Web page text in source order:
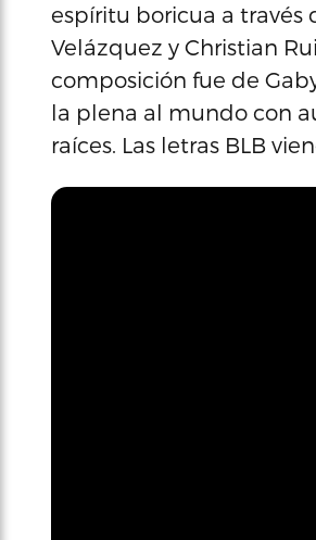
espíritu boricua a
Velázquez y Christian
composición fue de
la plena al mundo con
raíces. Las letras BLB